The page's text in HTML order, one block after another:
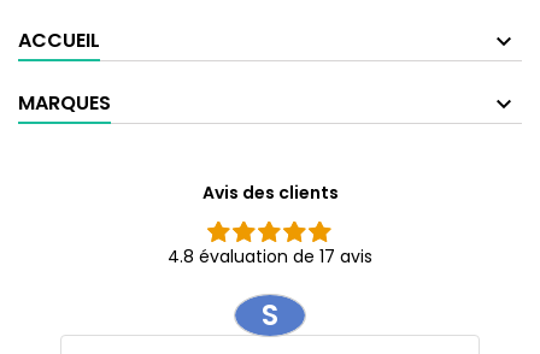
ACCUEIL
MARQUES
Avis des clients
4.8 évaluation de 17 avis
S